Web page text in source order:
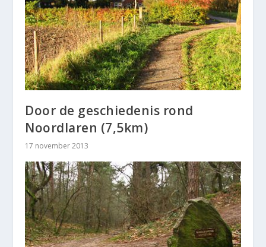
Door de geschiedenis rond
Noordlaren (7,5km)
17 november 2013